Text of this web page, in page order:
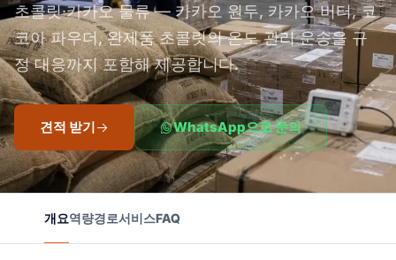
초콜릿·카카오 물류 — 카카오 원두, 카카오 버터, 코
코아 파우더, 완제품 초콜릿의 온도 관리 운송을 규
정 대응까지 포함해 제공합니다.
견적 받기 WhatsApp으로 문의
개요역량경로서비스FAQ